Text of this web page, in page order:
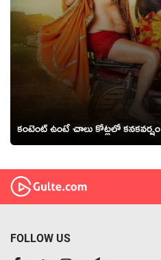
కంటెంట్ ఉంటే చాలు కోట్లలో కనకవర్షం
FOLLOW US